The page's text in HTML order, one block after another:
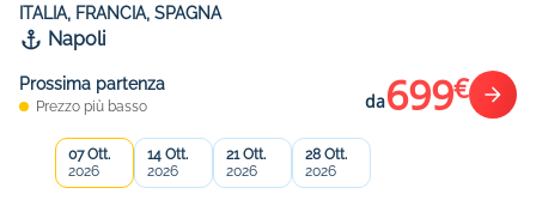
ITALIA, FRANCIA, SPAGNA
Napoli
Prossima partenza
Prezzo più basso da699€
07 Ott.
2026
14 Ott.
2026
21 Ott.
2026
28 Ott.
2026